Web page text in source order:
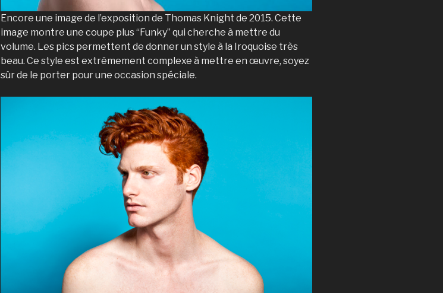
Encore une image de l’exposition de Thomas Knight de 2015. Cette
image montre une coupe plus “Funky” qui cherche à mettre du
volume. Les pics permettent de donner un style à la Iroquoise très
beau. Ce style est extrêmement complexe à mettre en œuvre, soyez
sûr de le porter pour une occasion spéciale.